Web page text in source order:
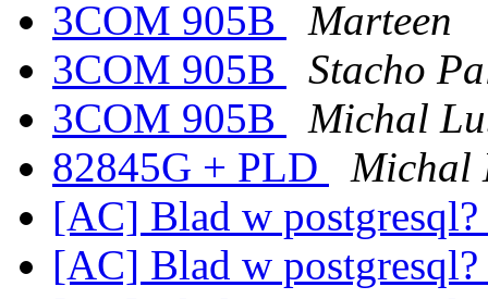
3COM 905B
Marteen
3COM 905B
Stacho
3COM 905B
Michal
82845G + PLD
Michal
[AC] Blad w postgresql?
[AC] Blad w postgresql?